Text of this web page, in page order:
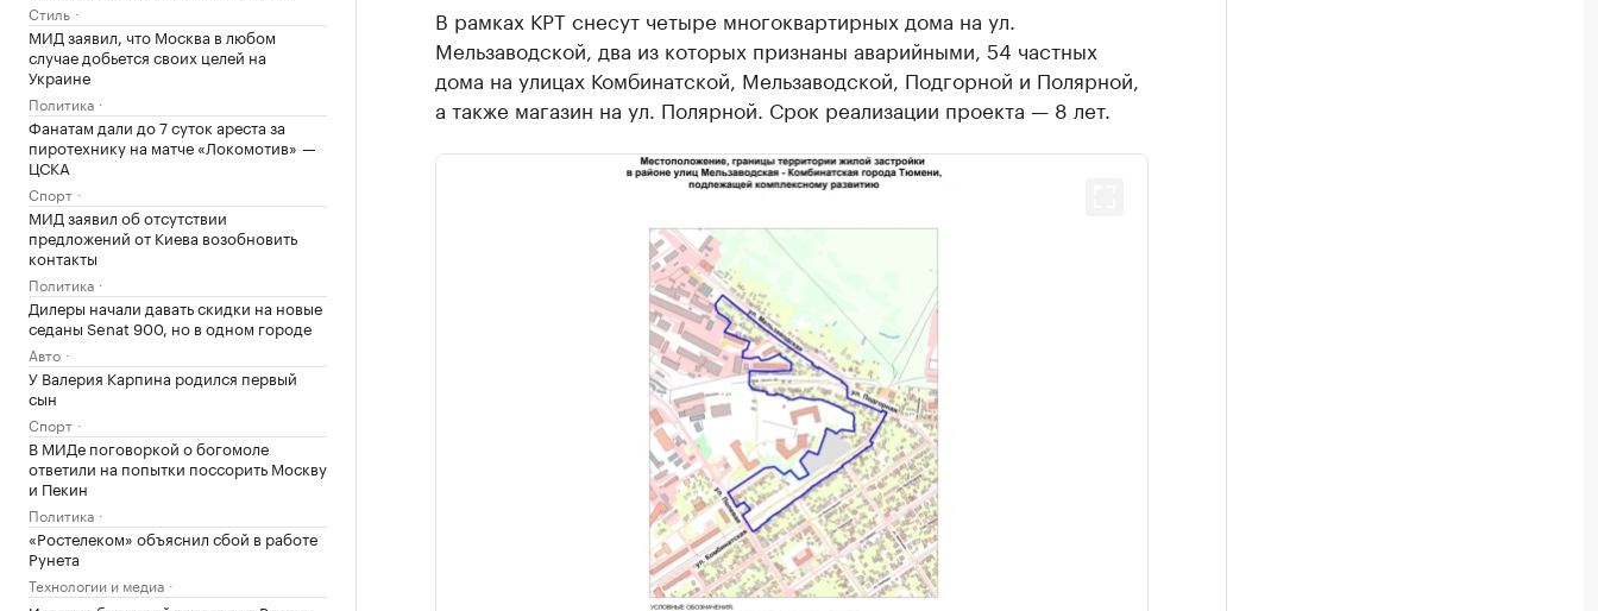
Стиль
МИД заявил, что Москва в любом
случае добьется своих целей на
Украине
Политика
Фанатам дали до 7 суток ареста за
пиротехнику на матче «Локомотив» —
ЦСКА
Спорт
МИД заявил об отсутствии
предложений от Киева возобновить
контакты
Политика
Дилеры начали давать скидки на новые
седаны Senat 900, но в одном городе
Авто
У Валерия Карпина родился первый
сын
Спорт
В МИДе поговоркой о богомоле
ответили на попытки поссорить Москву
и Пекин
Политика
«Ростелеком» объяснил сбой в работе
Рунета
Технологии и медиа
В рамках КРТ снесут четыре многоквартирных дома на ул.
Мельзаводской, два из которых признаны аварийными, 54 частных
дома на улицах Комбинатской, Мельзаводской, Подгорной и Полярной,
а также магазин на ул. Полярной. Срок реализации проекта — 8 лет.